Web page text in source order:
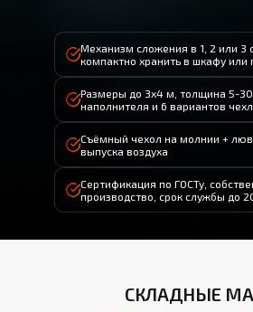
Механизм сложения в 1, 2 или 3
компактно хранить в шкафу или
Размеры до 3x4 м, толщина 5-
наполнителя и 6 вариантов
Съёмный чехол на молнии +
выпуска воздуха
Сертификация по ГОСТу,
производство, срок службы до
СКЛАДНЫЕ